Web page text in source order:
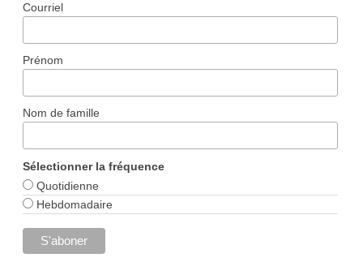
Courriel
Prénom
Nom de famille
Sélectionner la fréquence
Quotidienne
Hebdomadaire